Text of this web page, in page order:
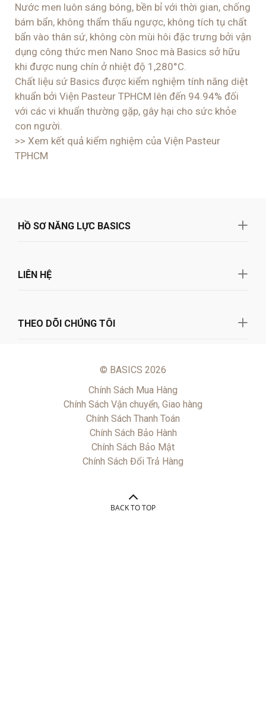
Nước men luôn sáng bóng, bền bỉ với thời gian, chống
bám bẩn, không thẩm thấu ngược, không tích tụ chất
bẩn vào thân sứ, không còn mùi hôi đặc trưng bởi vận
dụng công thức men Nano Snoc mà Basics sở hữu
khi được nung chín ở nhiệt độ 1,280°C.
Chất liệu sứ Basics được kiểm nghiệm tính năng diệt
khuẩn bởi Viện Pasteur TPHCM lên đến 94.94% đối
với các vi khuẩn thường gặp, gây hại cho sức khỏe
con người.
>> Xem kết quả kiểm nghiệm của Viện Pasteur
TPHCM
HỒ SƠ NĂNG LỰC BASICS
LIÊN HỆ
THEO DÕI CHÚNG TÔI
© BASICS 2026
Chính Sách Mua Hàng
Chính Sách Vận chuyển, Giao hàng
Chính Sách Thanh Toán
Chính Sách Bảo Hành
Chính Sách Bảo Mật
Chính Sách Đổi Trả Hàng
BACK TO TOP